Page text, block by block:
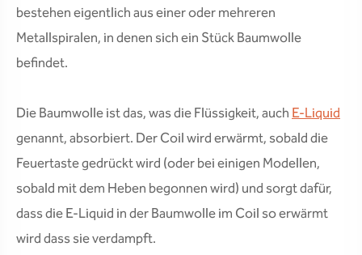
bestehen eigentlich aus einer oder mehreren
Metallspiralen, in denen sich ein Stück Baumwolle
befindet.
Die Baumwolle ist das, was die Flüssigkeit, auchE-Liquid
genannt, absorbiert. Der Coil wird erwärmt, sobald die
Feuertaste gedrückt wird (oder bei einigen Modellen,
sobald mit dem Heben begonnen wird) und sorgt dafür,
dass die E-Liquid in der Baumwolle im Coil so erwärmt
wird dass sie verdampft.